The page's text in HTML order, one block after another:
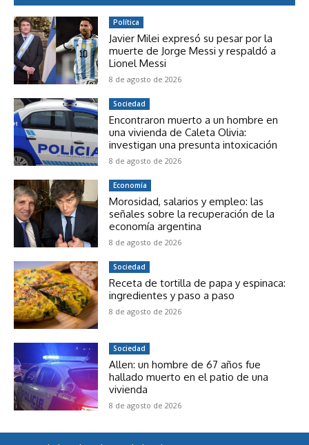
Política
Javier Milei expresó su pesar por la
muerte de Jorge Messi y respaldó a
Lionel Messi
8 de agosto de 2026
Sociedad
Encontraron muerto a un hombre en
una vivienda de Caleta Olivia:
investigan una presunta intoxicación
8 de agosto de 2026
Economía
Morosidad, salarios y empleo: las
señales sobre la recuperación de la
economía argentina
8 de agosto de 2026
Sociedad
Receta de tortilla de papa y espinaca:
ingredientes y paso a paso
8 de agosto de 2026
Sociedad
Allen: un hombre de 67 años fue
hallado muerto en el patio de una
vivienda
8 de agosto de 2026